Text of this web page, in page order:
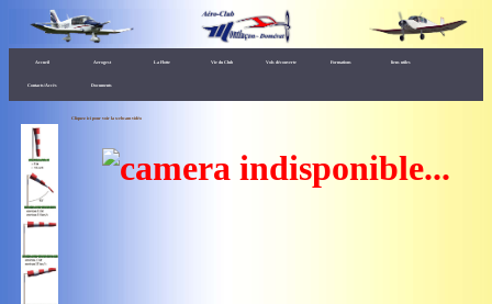
Accueil Aerogest La Flotte Vie du Club Vols découverte Formations liens utiles
Contacts/Accès Documents
Cliquez ici pour voir la webcam vidéo